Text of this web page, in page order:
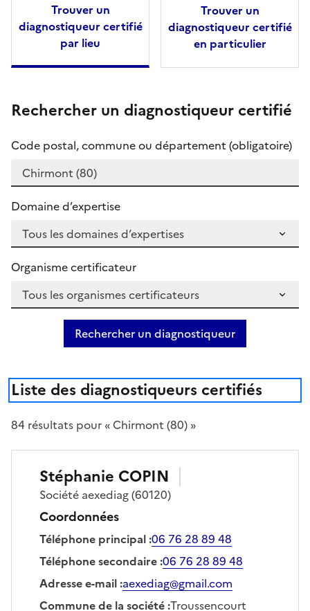
Trouver un
diagnostiqueur certifié
par lieu
Trouver un
diagnostiqueur certifié
en particulier
Rechercher un diagnostiqueur certifié
Code postal, commune ou département (obligatoire)
Domaine d’expertise
Organisme certificateur
Rechercher un diagnostiqueur
Liste des diagnostiqueurs certifiés
84 résultats pour « Chirmont (80) »
Stéphanie COPIN
Société aexediag(60120)
Coordonnées
Téléphone principal:06 76 28 89 48
Téléphone secondaire:06 76 28 89 48
Adresse e-mail:aexediag@gmail.com
Commune de la société:Troussencourt